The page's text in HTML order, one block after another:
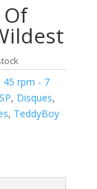
Of
45 rpm - 7
, Disques,
, TeddyBoy